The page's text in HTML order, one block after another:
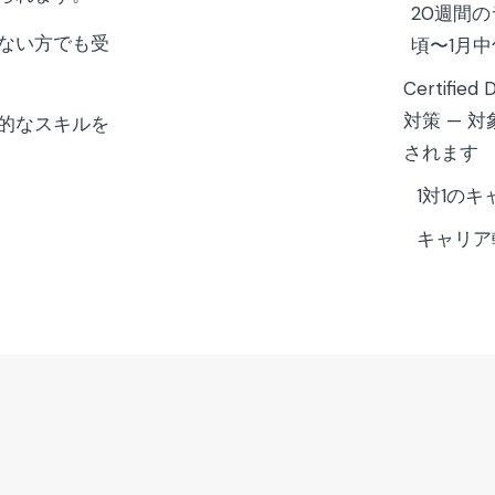
い方でも受
なスキルを
20週間の
頃〜1月
Certified
対策 — 対
されます
1対1の
キャリ